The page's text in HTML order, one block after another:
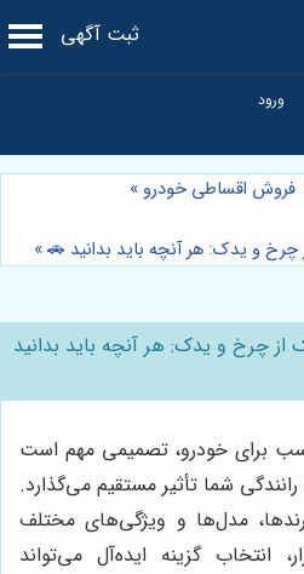
ثبت آگهی
فروش اقساطی خودرو »
چرخ و یدک: هر آنچه باید بدانید 🚗»
از چرخ و یدک: هر آنچه باید بدانید
برای خودرو، تصمیمی مهم است
شما تأثیر مستقیم می‌گذارد.
مدل‌ها و ویژگی‌های مختلف
انتخاب گزینه ایده‌آل می‌تواند